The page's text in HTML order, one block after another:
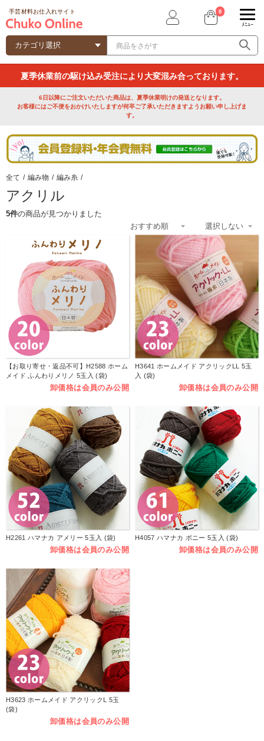
手芸材料お仕入れサイト 0
ﾒﾆｭｰ
夏季休業前の駆け込み受注により大変混み合っております。
6日以降にご注文いただいた商品は、夏季休業明けの発送となります。
お客様にはご不便をおかけいたしますが何卒ご了承いただきますようお願い申し上げま
す。
全て / 編み物 / 編み糸 /
アクリル
5件の商品が見つかりました
【お取り寄せ・返品不可】H2588 ホーム
メイド ふんわりメリノ 5玉入 (袋)
卸価格は会員のみ公開
H3641 ホームメイド アクリックLL 5玉
入 (袋)
卸価格は会員のみ公開
H2261 ハマナカ アメリー 5玉入 (袋)
卸価格は会員のみ公開
H4057 ハマナカ ボニー 5玉入 (袋)
卸価格は会員のみ公開
H3623 ホームメイド アクリックL 5玉
(袋)
卸価格は会員のみ公開